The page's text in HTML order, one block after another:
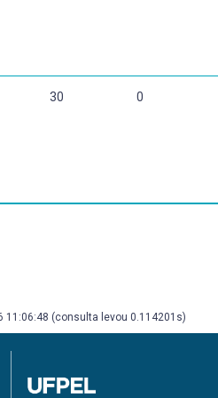
30 0
11:06:48 (consulta levou 0.114201s)